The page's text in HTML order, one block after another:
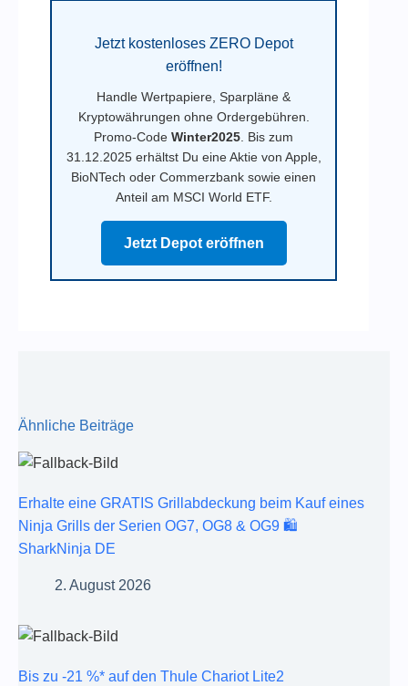
Jetzt kostenloses ZERO Depot
eröffnen!
Handle Wertpapiere, Sparpläne &
Kryptowährungen ohne Ordergebühren.
Promo-CodeWinter2025 . Bis zum
31.12.2025 erhältst Du eine Aktie von Apple,
BioNTech oder Commerzbank sowie einen
Anteil am MSCI World ETF.
Jetzt Depot eröffnen
Ähnliche Beiträge
Erhalte eine GRATIS Grillabdeckung beim Kauf eines
Ninja Grills der Serien OG7, OG8 & OG9 🛍️
SharkNinja DE
2. August 2026
Bis zu -21 %* auf den Thule Chariot Lite2